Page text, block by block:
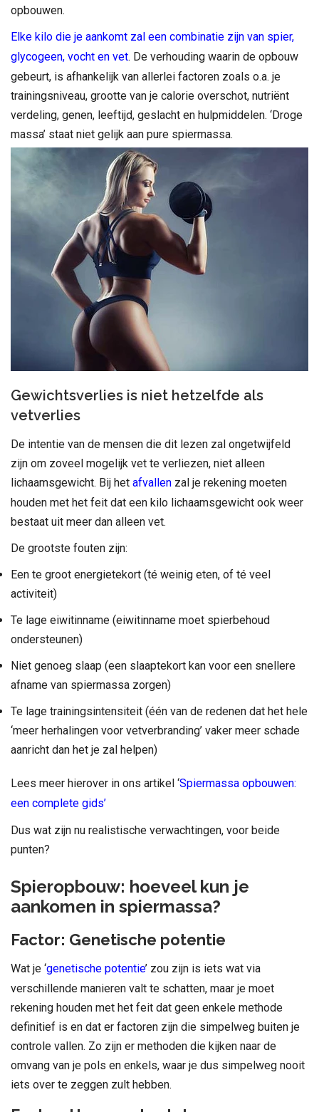
opbouwen.
Elke kilo die je aankomt zal een combinatie zijn van spier,
glycogeen, vocht en vet. De verhouding waarin de opbouw
gebeurt, is afhankelijk van allerlei factoren zoals o.a. je
trainingsniveau, grootte van je calorie overschot, nutriënt
verdeling, genen, leeftijd, geslacht en hulpmiddelen. ‘Droge
massa’ staat niet gelijk aan pure spiermassa.
Gewichtsverlies is niet hetzelfde als
vetverlies
De intentie van de mensen die dit lezen zal ongetwijfeld
zijn om zoveel mogelijk vet te verliezen, niet alleen
lichaamsgewicht. Bij het afvallen zal je rekening moeten
houden met het feit dat een kilo lichaamsgewicht ook weer
bestaat uit meer dan alleen vet.
De grootste fouten zijn:
Een te groot energietekort (té weinig eten, of té veel
activiteit)
Te lage eiwitinname (eiwitinname moet spierbehoud
ondersteunen)
Niet genoeg slaap (een slaaptekort kan voor een snellere
afname van spiermassa zorgen)
Te lage trainingsintensiteit (één van de redenen dat het hele
‘meer herhalingen voor vetverbranding’ vaker meer schade
aanricht dan het je zal helpen)
Lees meer hierover in ons artikel ‘Spiermassa opbouwen:
een complete gids’
Dus wat zijn nu realistische verwachtingen, voor beide
punten?
Spieropbouw: hoeveel kun je
aankomen in spiermassa?
Factor: Genetische potentie
Wat je ‘genetische potentie’ zou zijn is iets wat via
verschillende manieren valt te schatten, maar je moet
rekening houden met het feit dat geen enkele methode
definitief is en dat er factoren zijn die simpelweg buiten je
controle vallen. Zo zijn er methoden die kijken naar de
omvang van je pols en enkels, waar je dus simpelweg nooit
iets over te zeggen zult hebben.